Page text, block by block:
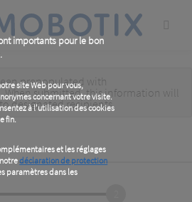
importants pour le bon
site Web pour vous,
concernant votre visite.
à l'utilisation des cookies
fin.
et les réglages
déclaration de protection
paramètres dans les
prepopulated with
submitted, this information will
designated recipients.